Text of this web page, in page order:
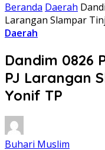
Beranda Daerah
Larangan Slampar
Daerah
Dandim 0826
PJ Larangan
Yonif TP
Buhari Muslim